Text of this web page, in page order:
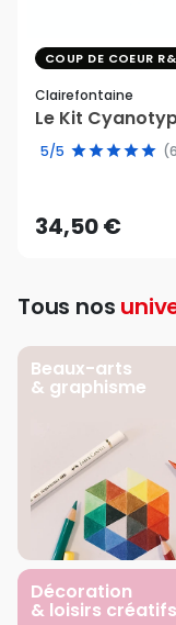
COUP DE COEUR
Clairefontaine
Le Kit
5/5
34,50 €
Tous nos
Beaux-arts
& graphisme
Décoration
& loisirs créatifs